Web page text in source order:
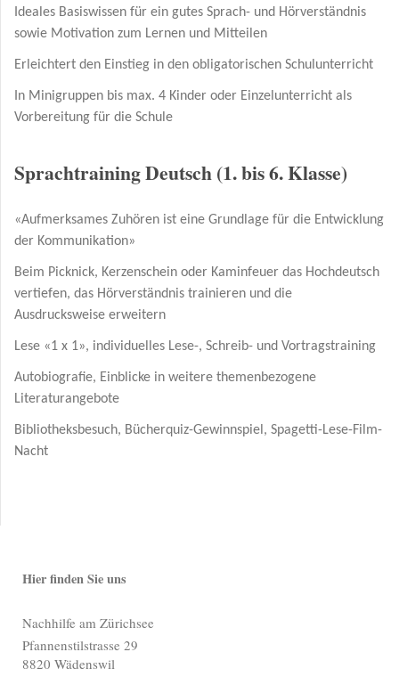
Ideales Basiswissen für ein gutes Sprach- und Hörverständnis
sowie Motivation zum Lernen und Mitteilen
Erleichtert den Einstieg in den obligatorischen Schulunterricht
In Minigruppen bis max. 4 Kinder oder Einzelunterricht als
Vorbereitung für die Schule
Sprachtraining Deutsch (1. bis 6. Klasse)
«Aufmerksames Zuhören ist eine Grundlage für die Entwicklung
der Kommunikation»
Beim Picknick, Kerzenschein oder Kaminfeuer das Hochdeutsch
vertiefen, das Hörverständnis trainieren und die
Ausdrucksweise erweitern
Lese «1 x 1», individuelles Lese-, Schreib- und Vortragstraining
Autobiografie, Einblicke in weitere themenbezogene
Literaturangebote
Bibliotheksbesuch, Bücherquiz-Gewinnspiel, Spagetti-Lese-Film-
Nacht
Hier finden Sie uns
Nachhilfe am Zürichsee
Pfannenstilstrasse 29
8820 Wädenswil